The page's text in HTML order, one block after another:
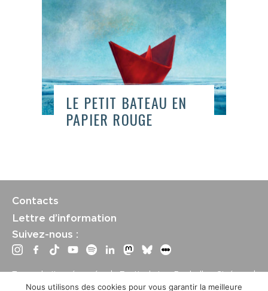
LE PETIT BATEAU EN
PAPIER ROUGE
Contacts
Lettre d’information
Suivez-nous :
Tous droits réservés | Festival La Rochelle Cinéma |
International Film Festival – Mentions légales –Conditions
Nous utilisons des cookies pour vous garantir la meilleure